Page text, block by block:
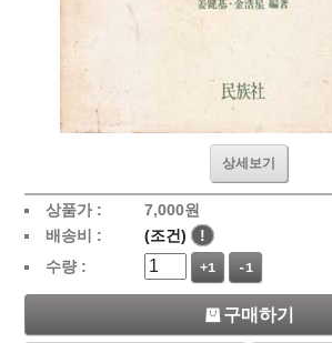
상세보기
상품가 : 7,000원
배송비 :
(조건)
!
수량 :
+1 -1
구매하기